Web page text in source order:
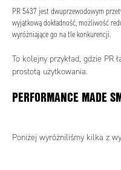
PR 5437 jest dwuprzewodowym
wyjątkową dokładność, możliwość
wyróżniające go na tle konkurencji.
To kolejny przykład, gdzie PR
prostotą użytkowania.
PERFORMANCE MADE
Poniżej wyróżniliśmy kilka z